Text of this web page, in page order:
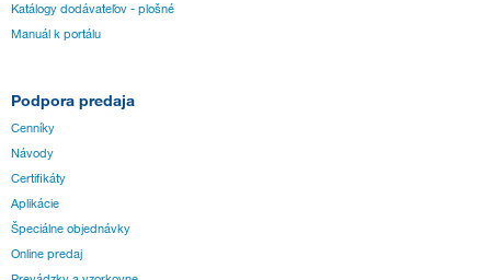
Katálogy dodávateľov - plošné
Manuál k portálu
Podpora predaja
Cenníky
Návody
Certifikáty
Aplikácie
Špeciálne objednávky
Online predaj